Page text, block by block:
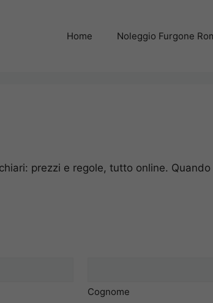
Home Noleggio Furgone
prezzi e regole, tutto online.
Cognome